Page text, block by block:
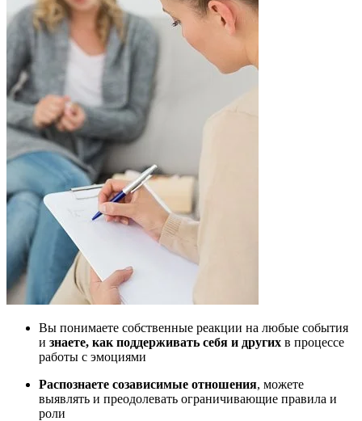
Вы понимаете собственные реакции на любые события
и знаете, как поддерживать себя и других в процессе
работы с эмоциями
Распознаете созависимые отношения, можете
выявлять и преодолевать ограничивающие правила и
роли